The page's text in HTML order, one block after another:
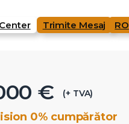
Trimite Mesaj RO
€ (+ TVA)
0% cumpărător